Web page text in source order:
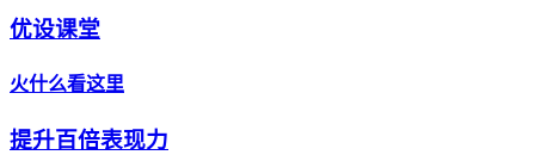
优设课堂
火什么看这里
提升百倍表现力